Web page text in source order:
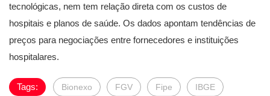
tecnológicas, nem tem relação direta com os custos de
hospitais e planos de saúde. Os dados apontam tendências de
preços para negociações entre fornecedores e instituições
hospitalares.
Tags: Bionexo FGV Fipe IBGE